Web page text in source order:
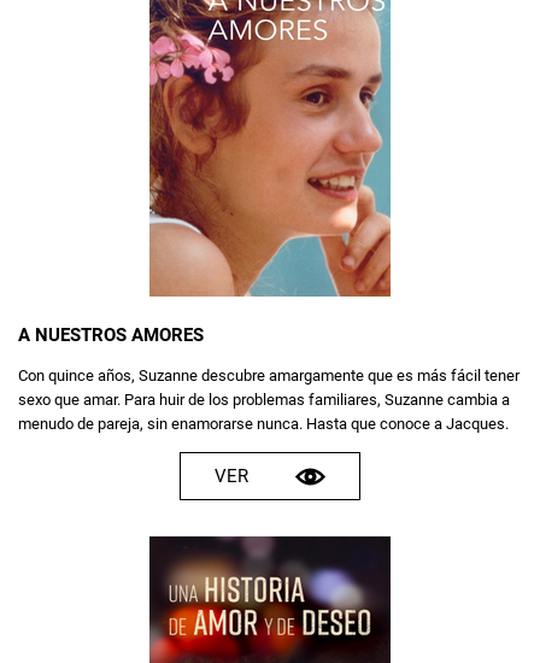
A NUESTROS AMORES
Con quince años, Suzanne descubre amargamente que es más fácil tener
sexo que amar. Para huir de los problemas familiares, Suzanne cambia a
menudo de pareja, sin enamorarse nunca. Hasta que conoce a Jacques.
VER